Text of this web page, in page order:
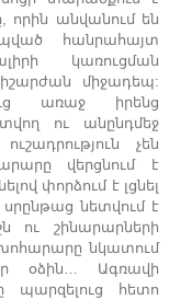
որին անվանում են
հանրահայտ
կառուցման
միջադեպ:
առաջ իրենց
ու անընդմեջ
չեն
վերցնում է
փորձում է լցնել
նետվում է
ու շինարարների
նկատում
օձին… Ագռավի
պարզելուց հետո